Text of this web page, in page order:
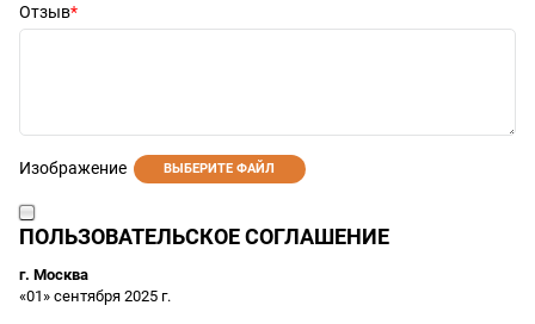
Отзыв
Изображение ВЫБЕРИТЕ ФАЙЛ
ПОЛЬЗОВАТЕЛЬСКОЕ СОГЛАШЕНИЕ
г. Москва
«01» сентября 2025 г.